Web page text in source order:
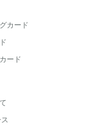
カード
ード